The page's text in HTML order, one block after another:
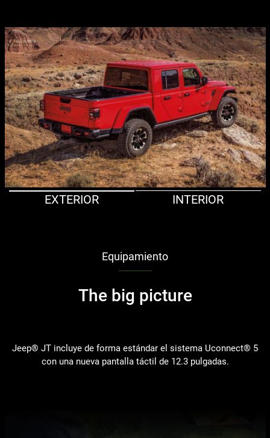
EXTERIOR INTERIOR
Equipamiento
The big picture
Jeep® JT incluye de forma estándar el sistema Uconnect® 5
con una nueva pantalla táctil de 12.3 pulgadas.